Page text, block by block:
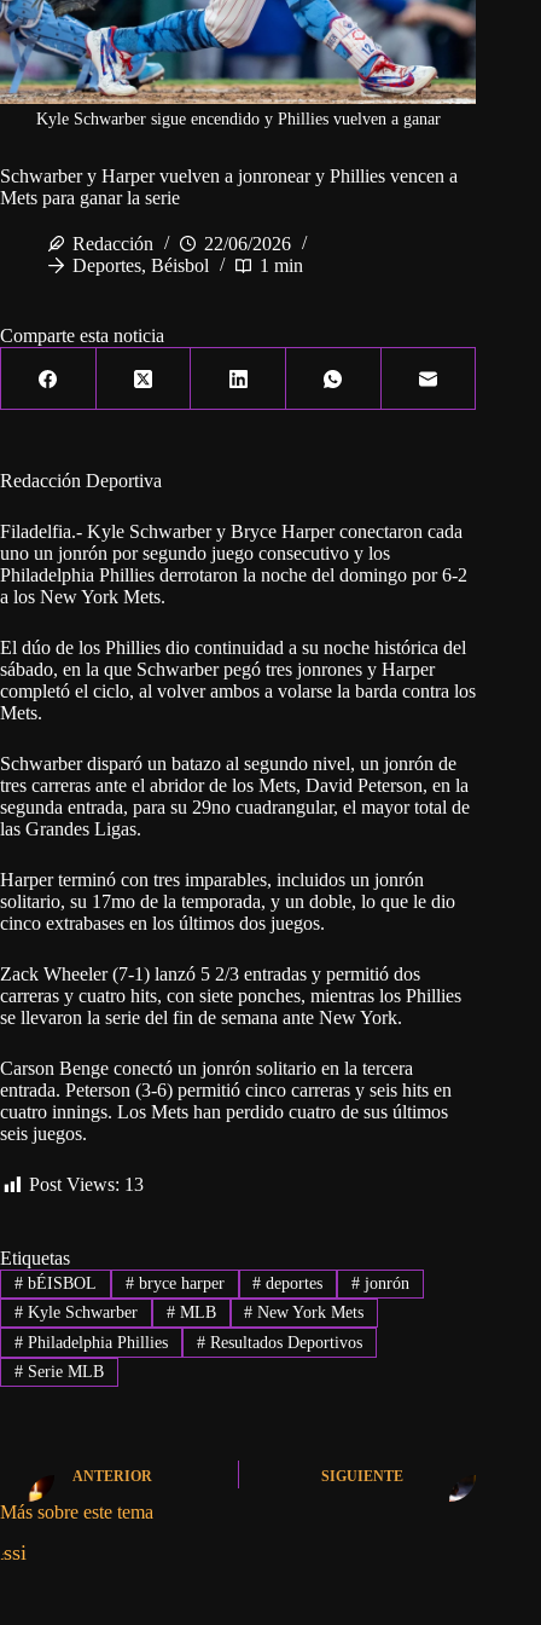
Kyle Schwarber sigue encendido y Phillies vuelven a ganar
Schwarber y Harper vuelven a jonronear y Phillies vencen a
Mets para ganar la serie
Redacción
22/06/2026
Deportes, Béisbol 1 min
Comparte esta noticia
Redacción Deportiva
Filadelfia.- Kyle Schwarber y Bryce Harper conectaron cada
uno un jonrón por segundo juego consecutivo y los
Philadelphia Phillies derrotaron la noche del domingo por 6-2
a los New York Mets.
El dúo de los Phillies dio continuidad a su noche histórica del
sábado, en la que Schwarber pegó tres jonrones y Harper
completó el ciclo, al volver ambos a volarse la barda contra los
Mets.
Schwarber disparó un batazo al segundo nivel, un jonrón de
tres carreras ante el abridor de los Mets, David Peterson, en la
segunda entrada, para su 29no cuadrangular, el mayor total de
las Grandes Ligas.
Harper terminó con tres imparables, incluidos un jonrón
solitario, su 17mo de la temporada, y un doble, lo que le dio
cinco extrabases en los últimos dos juegos.
Zack Wheeler (7-1) lanzó 5 2/3 entradas y permitió dos
carreras y cuatro hits, con siete ponches, mientras los Phillies
se llevaron la serie del fin de semana ante New York.
Carson Benge conectó un jonrón solitario en la tercera
entrada. Peterson (3-6) permitió cinco carreras y seis hits en
cuatro innings. Los Mets han perdido cuatro de sus últimos
seis juegos.
Post Views: 13
Etiquetas
#bÉISBOL #bryce harper # deportes # jonrón
#Kyle Schwarber #MLB # New York Mets
#Philadelphia Phillies #Resultados Deportivos
#Serie MLB
ANTERIOR SIGUIENTE
Más sobre este tema